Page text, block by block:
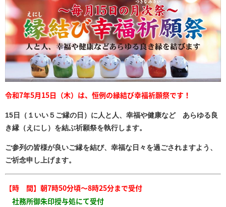
令和7年5月15日（木）は、恒例の縁結び幸福祈願祭です！
15日（１いい５ご縁の日）に人と人、幸福や健康など あらゆる良
き縁（えにし）を結ぶ祈願祭を執行します。
ご参列の皆様が良いご縁を結び、幸福な日々を過ごされますよう、
ご祈念申し上げます。
【時 間】 朝7時50分頃～8時25分まで受付
社務所御朱印授与処にて受付